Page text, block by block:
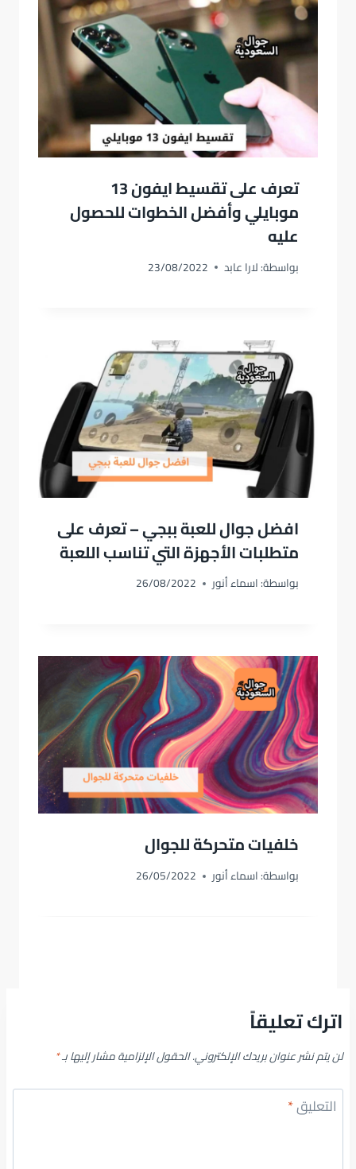
تعرف على تقسيط ايفون 13
موبايلي وأفضل الخطوات للحصول
عليه
بواسطة:لارا عابد 23/08/2022
افضل جوال للعبة ببجي – تعرف على
متطلبات الأجهزة التي تناسب اللعبة
بواسطة:اسماء أنور 26/08/2022
خلفيات متحركة للجوال
بواسطة:اسماء أنور 26/05/2022
اترك تعليقاً
لن يتم نشر عنوان بريدك الإلكتروني.الحقول الإلزامية مشار إليها بـ*
التعليق*